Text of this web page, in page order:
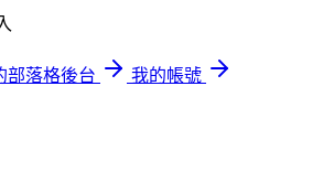
部落格後台
我的帳號